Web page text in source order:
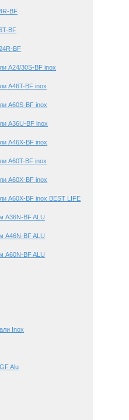
BF
BF
BF
A24/30S-BF inox
A46T-BF inox
A60S-BF inox
A36U-BF inox
A46X-BF inox
A60T-BF inox
A60X-BF inox
A60X-BF inox BEST LIFE
A36N-BF ALU
A46N-BF ALU
A60N-BF ALU
Inox
Alu